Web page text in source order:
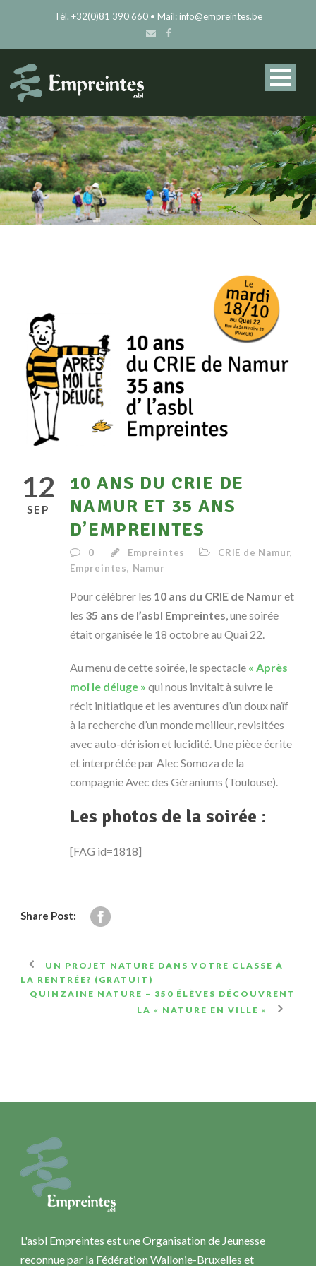
Tél. +32(0)81 390 660 • Mail: info@empreintes.be
12
SEP
10 ANS DU CRIE DE
NAMUR ET 35 ANS
D’EMPREINTES
0 Empreintes CRIE de Namur,
Empreintes, Namur
Pour célébrer les 10 ans du CRIE de Namur et
les 35 ans de l’asbl Empreintes , une soirée
était organisée le 18 octobre au Quai 22.
Au menu de cette soirée, le spectacle « Après
moi le déluge » qui nous invitait à suivre le
récit initiatique et les aventures d’un doux naïf
à la recherche d’un monde meilleur, revisitées
avec auto-dérision et lucidité. Une pièce écrite
et interprétée par Alec Somoza de la
compagnie Avec des Géraniums (Toulouse).
Les photos de la soirée :
[FAG id=1818]
Share Post:
UN PROJET NATURE DANS VOTRE CLASSE À
LA RENTRÉE? (GRATUIT)
QUINZAINE NATURE – 350 ÉLÈVES DÉCOUVRENT
LA « NATURE EN VILLE »
L'asbl Empreintes est une Organisation de Jeunesse
reconnue par la Fédération Wallonie-Bruxelles et